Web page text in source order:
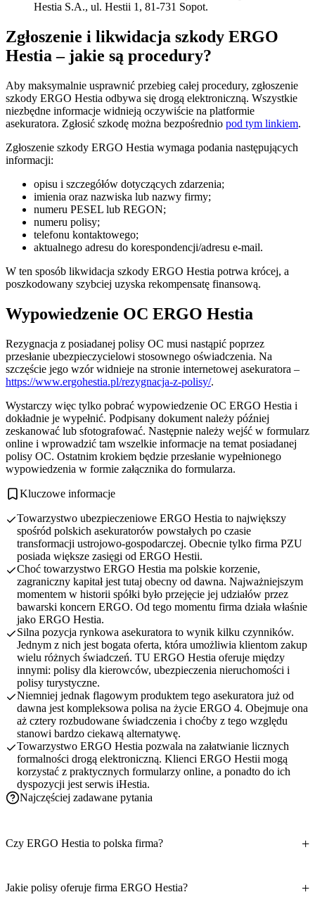
Hestia S.A., ul. Hestii 1, 81-731 Sopot.
Zgłoszenie i likwidacja szkody ERGO
Hestia – jakie są procedury?
Aby maksymalnie usprawnić przebieg całej procedury, zgłoszenie
szkody ERGO Hestia odbywa się drogą elektroniczną. Wszystkie
niezbędne informacje widnieją oczywiście na platformie
asekuratora. Zgłosić szkodę można bezpośrednio pod tym linkiem.
Zgłoszenie szkody ERGO Hestia wymaga podania następujących
informacji:
opisu i szczegółów dotyczących zdarzenia;
imienia oraz nazwiska lub nazwy firmy;
numeru PESEL lub REGON;
numeru polisy;
telefonu kontaktowego;
aktualnego adresu do korespondencji/adresu e-mail.
W ten sposób likwidacja szkody ERGO Hestia potrwa krócej, a
poszkodowany szybciej uzyska rekompensatę finansową.
Wypowiedzenie OC ERGO Hestia
Rezygnacja z posiadanej polisy OC musi nastąpić poprzez
przesłanie ubezpieczycielowi stosownego oświadczenia. Na
szczęście jego wzór widnieje na stronie internetowej asekuratora –
https://www.ergohestia.pl/rezygnacja-z-polisy/.
Wystarczy więc tylko pobrać wypowiedzenie OC ERGO Hestia i
dokładnie je wypełnić. Podpisany dokument należy później
zeskanować lub sfotografować. Następnie należy wejść w formularz
online i wprowadzić tam wszelkie informacje na temat posiadanej
polisy OC. Ostatnim krokiem będzie przesłanie wypełnionego
wypowiedzenia w formie załącznika do formularza.
Kluczowe informacje
Towarzystwo ubezpieczeniowe ERGO Hestia to największy
spośród polskich asekuratorów powstałych po czasie
transformacji ustrojowo-gospodarczej. Obecnie tylko firma PZU
posiada większe zasięgi od ERGO Hestii.
Choć towarzystwo ERGO Hestia ma polskie korzenie,
zagraniczny kapitał jest tutaj obecny od dawna. Najważniejszym
momentem w historii spółki było przejęcie jej udziałów przez
bawarski koncern ERGO. Od tego momentu firma działa właśnie
jako ERGO Hestia.
Silna pozycja rynkowa asekuratora to wynik kilku czynników.
Jednym z nich jest bogata oferta, która umożliwia klientom zakup
wielu różnych świadczeń. TU ERGO Hestia oferuje między
innymi: polisy dla kierowców, ubezpieczenia nieruchomości i
polisy turystyczne.
Niemniej jednak flagowym produktem tego asekuratora już od
dawna jest kompleksowa polisa na życie ERGO 4. Obejmuje ona
aż cztery rozbudowane świadczenia i choćby z tego względu
stanowi bardzo ciekawą alternatywę.
Towarzystwo ERGO Hestia pozwala na załatwianie licznych
formalności drogą elektroniczną. Klienci ERGO Hestii mogą
korzystać z praktycznych formularzy online, a ponadto do ich
dyspozycji jest serwis iHestia.
Najczęściej zadawane pytania
Czy ERGO Hestia to polska firma?
Jakie polisy oferuje firma ERGO Hestia?